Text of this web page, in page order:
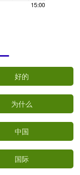
好的
为什么
中国
国际